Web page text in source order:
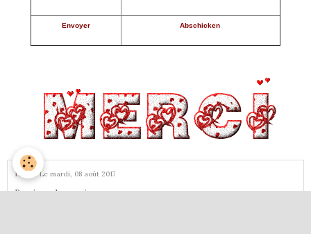
Envoyer Abschicken
fabreLe mardi, 08 août 2017
Bonjour les amis